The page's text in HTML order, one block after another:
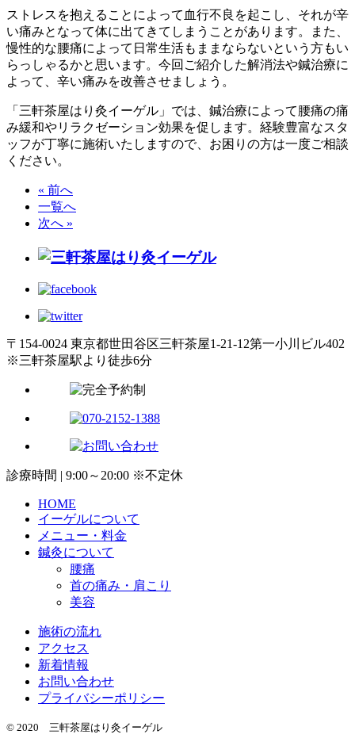
ストレスを抱えることによって血行不良を起こし、それが辛
い痛みとなって体に出てきてしまうことがあります。また、
慢性的な腰痛によって日常生活もままならないという方もい
らっしゃるかと思います。今回ご紹介した解消法や鍼治療に
よって、辛い痛みを改善させましょう。
「三軒茶屋はり灸イーゲル」では、鍼治療によって腰痛の痛
み緩和やリラクゼーション効果を促します。経験豊富なスタ
ッフが丁寧に施術いたしますので、お困りの方は一度ご相談
ください。
« 前へ
一覧へ
次へ »
〒154-0024 東京都世田谷区三軒茶屋1-21-12第一小川ビル402
※三軒茶屋駅より徒歩6分
診療時間 | 9:00～20:00 ※不定休
HOME
イーゲルについて
メニュー・料金
鍼灸について
腰痛
首の痛み・肩こり
美容
施術の流れ
アクセス
新着情報
お問い合わせ
プライバシーポリシー
© 2020 三軒茶屋はり灸イーゲル